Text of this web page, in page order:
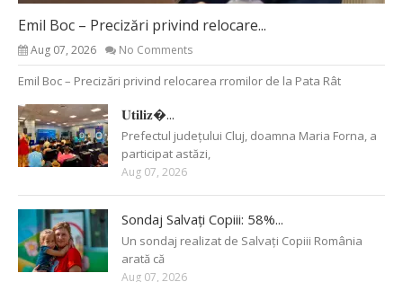
Emil Boc – Precizări privind relocare...
Aug 07, 2026 No Comments
Emil Boc – Precizări privind relocarea rromilor de la Pata Rât
𝐔𝐭𝐢𝐥𝐢𝐳�...
Prefectul județului Cluj, doamna Maria Forna, a
participat astăzi,
Aug 07, 2026
Sondaj Salvați Copiii: 58%...
Un sondaj realizat de Salvați Copiii România
arată că
Aug 07, 2026